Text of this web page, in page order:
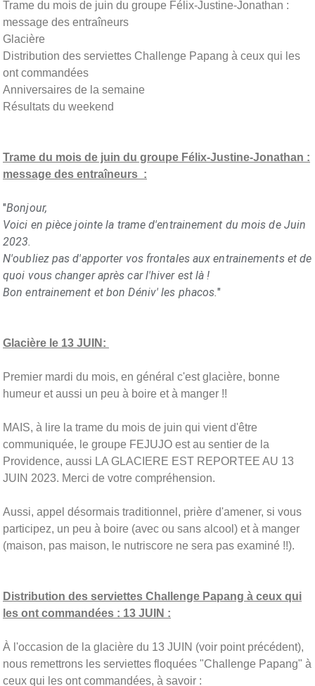
Trame du mois de juin du groupe Félix-Justine-Jonathan :
message des entraîneurs
Glacière
Distribution des serviettes Challenge Papang à ceux qui les
ont commandées
Anniversaires de la semaine
Résultats du weekend
Trame du mois de juin du groupe Félix-Justine-Jonathan :
message des entraîneurs :
"Bonjour,
Voici en pièce jointe la trame d'entrainement du mois de Juin
2023.
N'oubliez pas d'apporter vos frontales aux entrainements et de
quoi vous changer après car l'hiver est là !
Bon entrainement et bon Déniv' les phacos."
Glacière le 13 JUIN:
Premier mardi du mois, en général c'est glacière, bonne
humeur et aussi un peu à boire et à manger !!
MAIS, à lire la trame du mois de juin qui vient d'être
communiquée, le groupe FEJUJO est au sentier de la
Providence, aussi LA GLACIERE EST REPORTEE AU 13
JUIN 2023. Merci de votre compréhension.
Aussi, appel désormais traditionnel, prière d'amener, si vous
participez, un peu à boire (avec ou sans alcool) et à manger
(maison, pas maison, le nutriscore ne sera pas examiné !!).
Distribution des serviettes Challenge Papang à ceux qui
les ont commandées : 13 JUIN :
À l'occasion de la glacière du 13 JUIN (voir point précédent),
nous remettrons les serviettes floquées "Challenge Papang" à
ceux qui les ont commandées, à savoir :